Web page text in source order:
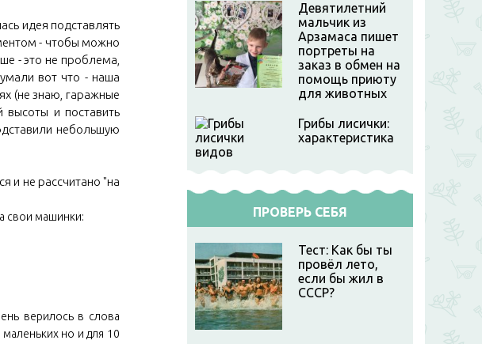
идея подставлять
- чтобы можно
- это не проблема,
вот что - наша
(не знаю, гаражные
и поставить
небольшую
и не рассчитано "на
свои машинки:
верилось в слова
но и для 10
Девятилетний
мальчик из
Арзамаса пишет
портреты на
заказ в обмен на
помощь приюту
для животных
Грибы лисички:
характеристика
видов
ПРОВЕРЬ СЕБЯ
Тест: Как бы ты
провёл лето,
если бы жил в
СССР?